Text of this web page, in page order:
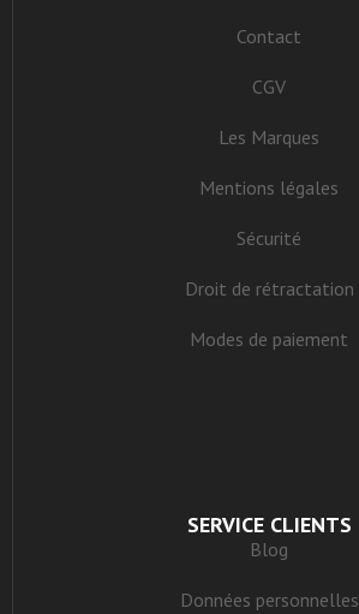
Contact
CGV
Les Marques
Mentions légales
Sécurité
Droit de rétractation
Modes de paiement
SERVICE CLIENTS
Blog
Données personnelles